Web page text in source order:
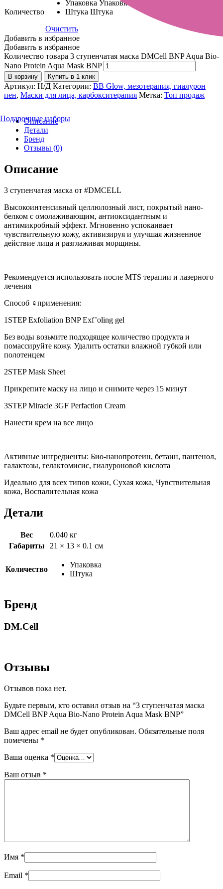
Подарочные наборы
Количество
Упаковка Упаковка
Штука Штука
Очистить
Добавить в избранное
Добавить в избранное
Количество товара 3 ступенчатая маска DMCell BNP Aqua Bio-
Nano Protein Aqua Mask BNP
В корзину Купить в 1 клик
Артикул: Н/Д Категории: BB Glow, мезотерапия, гиалурон
пен, Маски для лица, карбокситерапия Метка: Топ продаж
Описание
Детали
Бренд
Отзывы (0)
Описание
3 ступенчатая маска от #DMCELL
Высокоинтенсивный целлюлозный лист, покрытый нано-
белком с омолаживающим, антиоксидантным и
антимикробный эффект. Мгновенно успокаивает
чувствительную кожу, активизируя и улучшая жизненное
действие лица и разглаживая морщины.
Рекомендуется использовать после MTS терапии и лазерного
лечения
Способ ‍♀️применения:
1STEP Exfoliation BNP Exf’oling gel
Без воды возьмите подходящее количество продукта и
помассируйте кожу. Удалить остатки влажной губкой или
полотенцем
2STEP Mask Sheet
Прикрепите маску на лицо и снимите через 15 минут
3STEP Miracle 3GF Perfaction Cream
Нанести крем на все лицо
Активные ингредиенты: Био-нанопротеин, бетаин, пантенол,
галактозы, гелактомисис, гиалуроновой кислота
Идеально для всех типов кожи, Сухая кожа, Чувствительная
кожа, Воспалительная кожа
Детали
Вес
0.040 кг
Габариты
21 × 13 × 0.1 см
Количество
Упаковка
Штука
Бренд
DM.Cell
Отзывы
Отзывов пока нет.
Будьте первым, кто оставил отзыв на “3 ступенчатая маска
DMCell BNP Aqua Bio-Nano Protein Aqua Mask BNP”
Ваш адрес email не будет опубликован. Обязательные поля
помечены *
Ваша оценка *
Ваш отзыв *
Имя *
Email *